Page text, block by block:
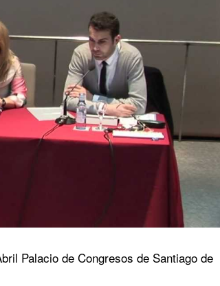
Palacio de Congresos de Santiago de